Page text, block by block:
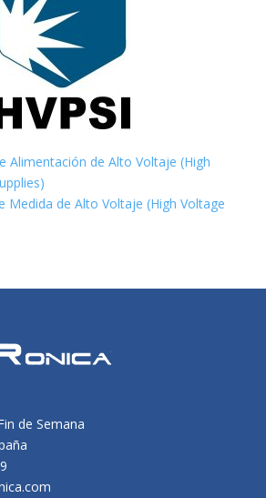
Alimentación de Alto Voltaje (High
Medida de Alto Voltaje (High Voltage
de Semana